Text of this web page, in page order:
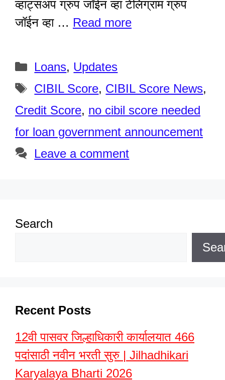
व्हाट्सअप ग्रुप जॉईन व्हा टेलिग्राम ग्रुप
जॉईन व्हा … Read more
Categories
Loans, Updates
Tags
CIBIL Score, CIBIL Score News,
Credit Score, no cibil score needed
for loan government announcement
Leave a comment
Search
Recent Posts
12वी पासवर जिल्हाधिकारी कार्यालयात 466
पदांसाठी नवीन भरती सुरु | Jilhadhikari
Karyalaya Bharti 2026